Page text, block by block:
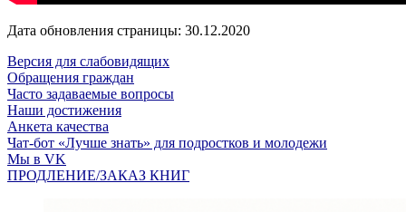
Дата обновления страницы: 30.12.2020
Версия для слабовидящих
Обращения граждан
Часто задаваемые вопросы
Наши достижения
Анкета качества
Чат-бот «Лучше знать» для подростков и молодежи
Мы в VK
ПРОДЛЕНИЕ/ЗАКАЗ КНИГ